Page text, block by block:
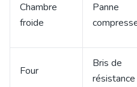
Chambre
froide
Panne
Four
Bris de
résistance